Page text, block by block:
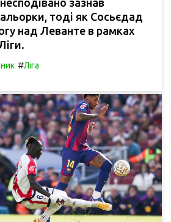
тоді як Сосьєдад
над Леванте в рамках
#Ліга